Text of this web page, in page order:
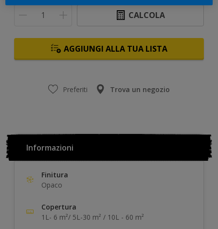
CALCOLA
AGGIUNGI ALLA TUA LISTA
Preferiti Trova un negozio
Informazioni
Finitura
Opaco
Copertura
1L- 6 m²/ 5L-30 m² / 10L - 60 m²